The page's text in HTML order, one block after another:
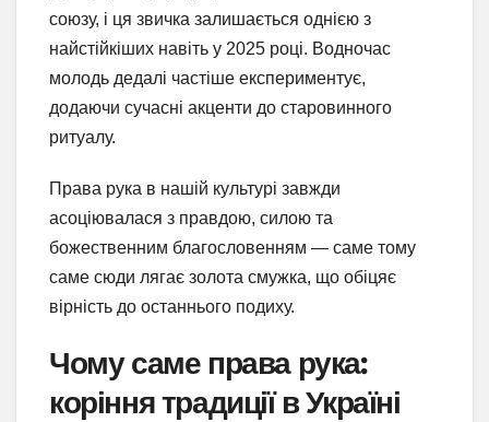
союзу, і ця звичка залишається однією з
найстійкіших навіть у 2025 році. Водночас
молодь дедалі частіше експериментує,
додаючи сучасні акценти до старовинного
ритуалу.
Права рука в нашій культурі завжди
асоціювалася з правдою, силою та
божественним благословенням — саме тому
саме сюди лягає золота смужка, що обіцяє
вірність до останнього подиху.
Чому саме права рука:
коріння традиції в Україні